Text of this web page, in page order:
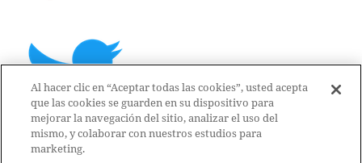
Al hacer clic en “Aceptar todas las cookies”, usted acepta
que las cookies se guarden en su dispositivo para
mejorar la navegación del sitio, analizar el uso del
mismo, y colaborar con nuestros estudios para
marketing.